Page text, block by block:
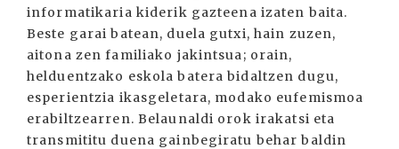
informatikaria kiderik gazteena izaten baita.
Beste garai batean, duela gutxi, hain zuzen,
aitona zen familiako jakintsua; orain,
helduentzako eskola batera bidaltzen dugu,
esperientzia ikasgeletara, modako eufemismoa
erabiltzearren. Belaunaldi orok irakatsi eta
transmititu duena gainbegiratu behar baldin